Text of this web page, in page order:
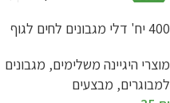
400 יח' דלי מגבונים לחים לגוף
מוצרי היגיינה משלימים, מגבונים
למבוגרים, מבצעים